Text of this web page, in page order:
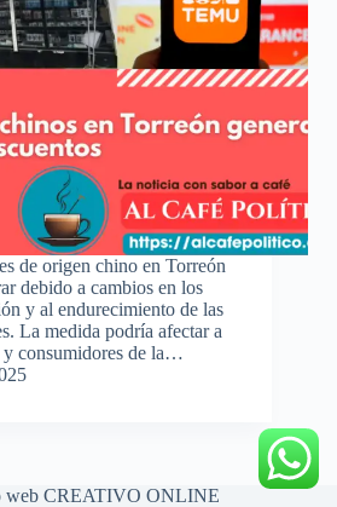
de origen chino en Torreón
debido a cambios en los
y al endurecimiento de las
La medida podría afectar a
y consumidores de la…
web CREATIVO ONLINE